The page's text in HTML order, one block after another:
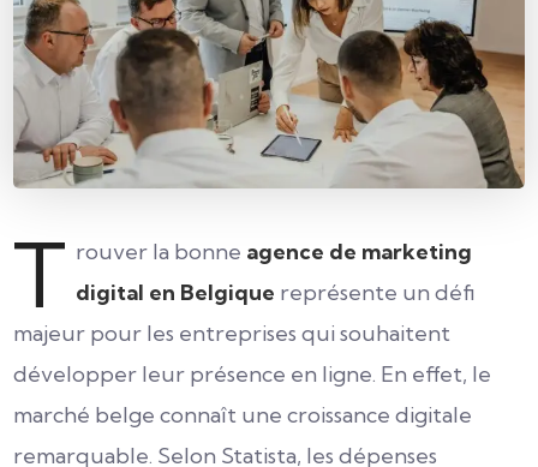
T rouver la bonne agence de marketing
digital en Belgique représente un défi
majeur pour les entreprises qui souhaitent
développer leur présence en ligne. En effet, le
marché belge connaît une croissance digitale
remarquable. Selon Statista, les dépenses